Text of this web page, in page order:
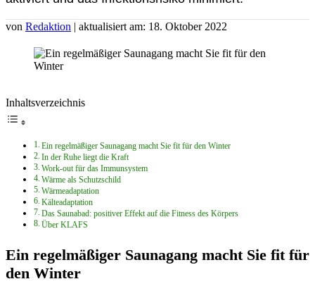
von Redaktion | aktualisiert am: 18. Oktober 2022
Inhaltsverzeichnis
Ein regelmäßiger Saunagang macht Sie fit für den Winter
In der Ruhe liegt die Kraft
Work-out für das Immunsystem
Wärme als Schutzschild
Wärmeadaptation
Kälteadaptation
Das Saunabad: positiver Effekt auf die Fitness des Körpers
Über KLAFS
Ein regelmäßiger Saunagang macht Sie fit für
den Winter